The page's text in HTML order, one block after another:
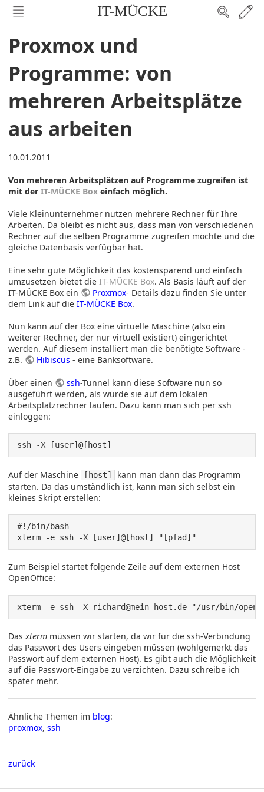
IT-MÜCKE
Proxmox und
Programme: von
mehreren Arbeitsplätze
aus arbeiten
10.01.2011
Von mehreren Arbeitsplätzen auf Programme zugreifen ist
mit der IT-MÜCKE Box einfach möglich.
Viele Kleinunternehmer nutzen mehrere Rechner für Ihre
Arbeiten. Da bleibt es nicht aus, dass man von verschiedenen
Rechner auf die selben Programme zugreifen möchte und die
gleiche Datenbasis verfügbar hat.
Eine sehr gute Möglichkeit das kostensparend und einfach
umzusetzen bietet die IT-MÜCKE Box. Als Basis läuft auf der
IT-MÜCKE Box ein
Proxmox- Details dazu finden Sie unter
dem Link auf die IT-MÜCKE Box.
Nun kann auf der Box eine virtuelle Maschine (also ein
weiterer Rechner, der nur virtuell existiert) eingerichtet
werden. Auf diesem installiert man die benötigte Software -
z.B.
Hibiscus - eine Banksoftware.
Über einen ssh-Tunnel kann diese Software nun so
ausgeführt werden, als würde sie auf dem lokalen
Arbeitsplatzrechner laufen. Dazu kann man sich per ssh
einloggen:
ssh -X [user]@[host]
Auf der Maschine [host]
kann man dann das Programm
starten. Da das umständlich ist, kann man sich selbst ein
kleines Skript erstellen:
#!/bin/bash
xterm -e ssh -X [user]@[host] "[pfad]"
Zum Beispiel startet folgende Zeile auf dem externen Host
OpenOffice:
xterm -e ssh -X richard@mein-host.de "/usr/bin/
Dasxterm müssen wir starten, da wir für die ssh-Verbindung
das Passwort des Users eingeben müssen (wohlgemerkt das
Passwort auf dem externen Host). Es gibt auch die Möglichkeit
auf die Passwort-Eingabe zu verzichten. Dazu schreibe ich
später mehr.
Ähnliche Themen im blog:
proxmox, ssh
zurück